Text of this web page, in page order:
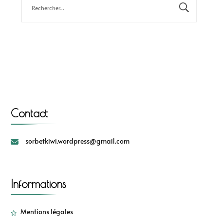
Contact
sorbetkiwi.wordpress@gmail.com
Informations
Mentions légales